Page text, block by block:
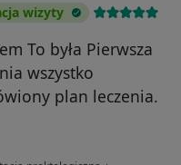
wizyty
To była Pierwsza
wszystko
plan leczenia.